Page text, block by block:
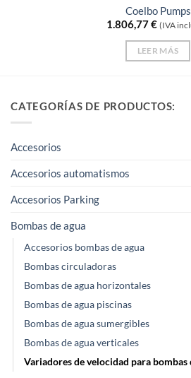
Coelbo Pumps
1.806,77€ (IVA
LEER MÁS
CATEGORÍAS DE PRODUCTOS:
Accesorios
Accesorios automatismos
Accesorios Parking
Bombas de agua
Accesorios bombas de agua
Bombas circuladoras
Bombas de agua horizontales
Bombas de agua piscinas
Bombas de agua sumergibles
Bombas de agua verticales
Variadores de velocidad para bombas